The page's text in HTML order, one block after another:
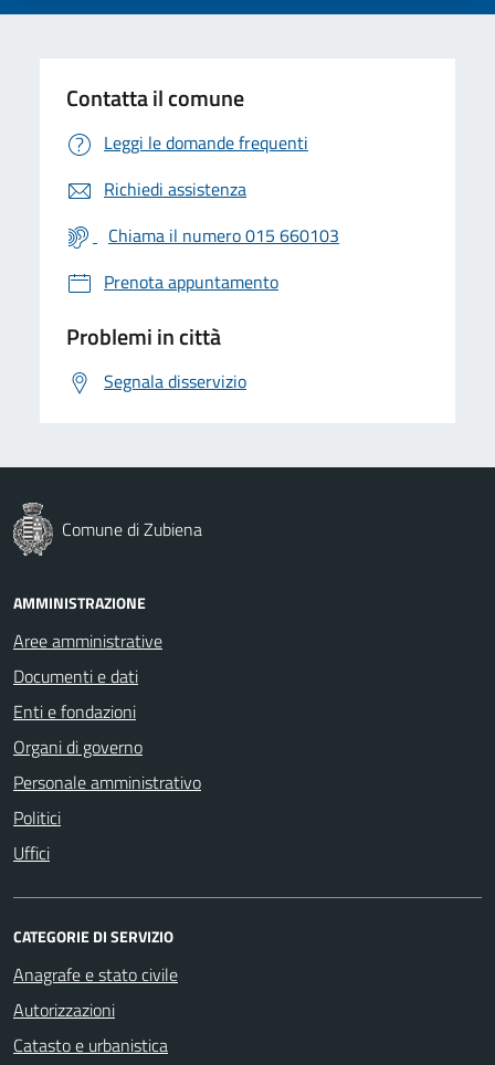
Contatta il comune
Leggi le domande frequenti
Richiedi assistenza
Chiama il numero 015 660103
Prenota appuntamento
Problemi in città
Segnala disservizio
Comune di Zubiena
AMMINISTRAZIONE
Aree amministrative
Documenti e dati
Enti e fondazioni
Organi di governo
Personale amministrativo
Politici
Uffici
CATEGORIE DI SERVIZIO
Anagrafe e stato civile
Autorizzazioni
Catasto e urbanistica